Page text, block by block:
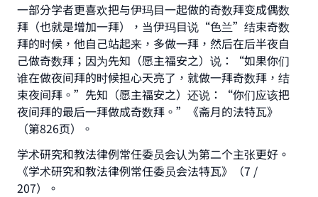
一部分学者更喜欢把与伊玛目一起做的奇数拜变成偶数
拜（也就是增加一拜），当伊玛目说“色兰”结束奇数
拜的时候，他自己站起来，多做一拜，然后在后半夜自
己做奇数拜；因为先知（愿主福安之）说：“如果你们
谁在做夜间拜的时候担心天亮了，就做一拜奇数拜，结
束夜间拜。”先知（愿主福安之）还说：“你们应该把
夜间拜的最后一拜做成奇数拜。”《斋月的法特瓦》
（第826页）。
学术研究和教法律例常任委员会认为第二个主张更好。
《学术研究和教法律例常任委员会法特瓦》（7 /
207）。